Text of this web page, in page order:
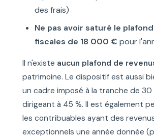
des frais)
Ne pas avoir saturé le
fiscales de 18 000 € pour
Il n'existe aucun plafond de
patrimoine. Le dispositif est aussi
un cadre imposé à la tranche de 30
dirigeant à 45 %. Il est également
les contribuables ayant des
exceptionnels une année donnée